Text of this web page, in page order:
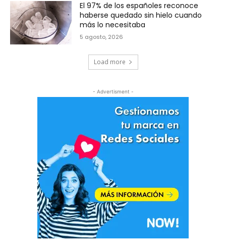
El 97% de los españoles reconoce
haberse quedado sin hielo cuando
más lo necesitaba
5 agosto, 2026
Load more
- Advertisment -